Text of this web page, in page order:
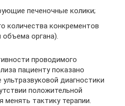
печеночные колики;
количества конкрементов
органа).
проводимого
пациенту показано
диагностики
положительной
менять тактику терапии.